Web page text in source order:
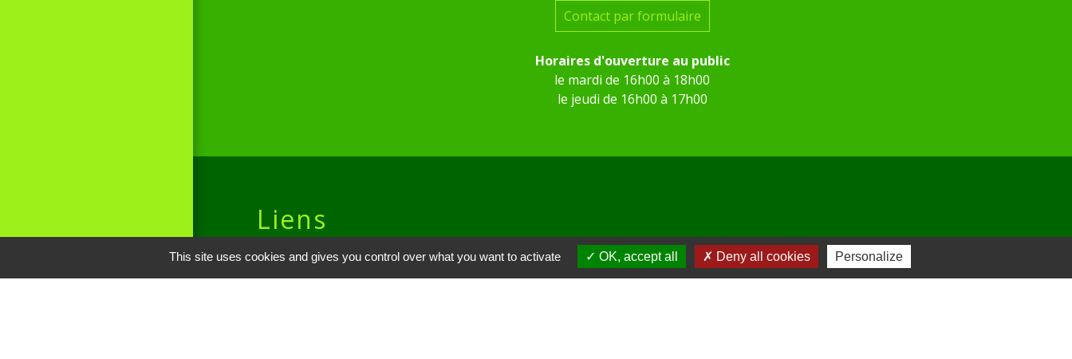
Contact par formulaire
Horaires d'ouverture au public
le mardi de 16h00 à 18h00
le jeudi de 16h00 à 17h00
Liens
Site réalisé par KOM Conseil
This site uses cookies and gives you control over what you want to activate OK, accept all Deny all cookies Personalize